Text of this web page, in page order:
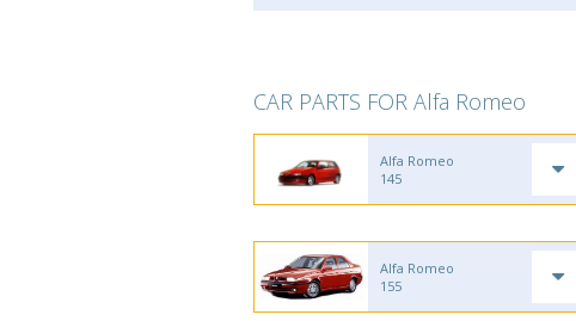
CAR PARTS FOR Alfa Romeo
Alfa Romeo
145
Alfa Romeo
155